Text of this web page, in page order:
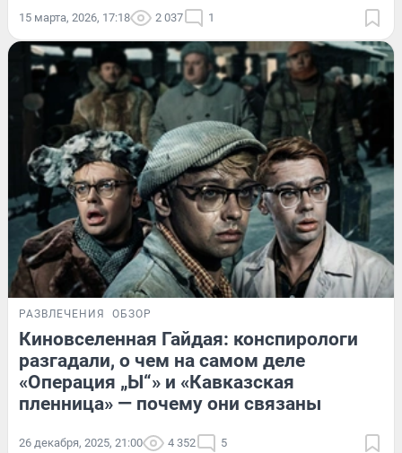
15 марта, 2026, 17:18 2 037 1
РАЗВЛЕЧЕНИЯ ОБЗОР
Киновселенная Гайдая: конспирологи
разгадали, о чем на самом деле
«Операция „Ы“» и «Кавказская
пленница» — почему они связаны
26 декабря, 2025, 21:00 4 352 5